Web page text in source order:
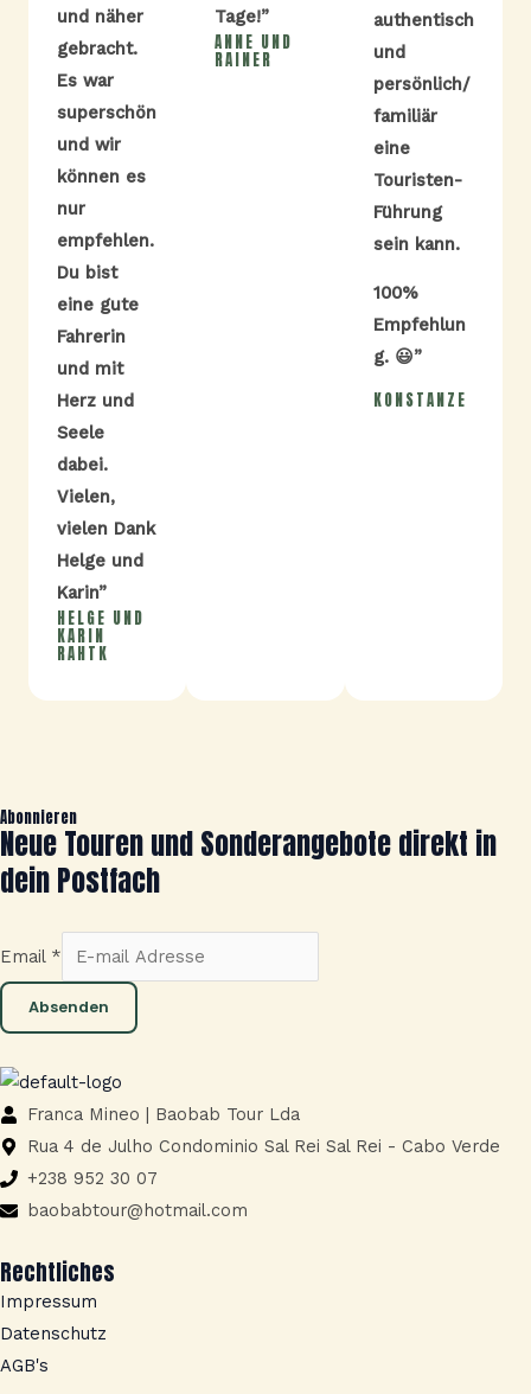
und näher
gebracht.
Es war
superschön
und wir
können es
nur
empfehlen.
Du bist
eine gute
Fahrerin
und mit
Herz und
Seele
dabei.
Vielen,
vielen Dank
Helge und
Karin”
HELGE UND
KARIN
RAHTK
Tage!”
ANNE UND
RAINER
authentisch
und
persönlich/
familiär
eine
Touristen-
Führung
sein kann.
100%
Empfehlun
g. 😃”
KONSTANZE
Abonnieren
Neue Touren und Sonderangebote direkt in
dein Postfach
Email *
Absenden
Franca Mineo | Baobab Tour Lda
Rua 4 de Julho Condominio Sal Rei Sal Rei - Cabo Verde
+238 952 30 07
baobabtour@hotmail.com
Rechtliches
Impressum
Datenschutz
AGB's